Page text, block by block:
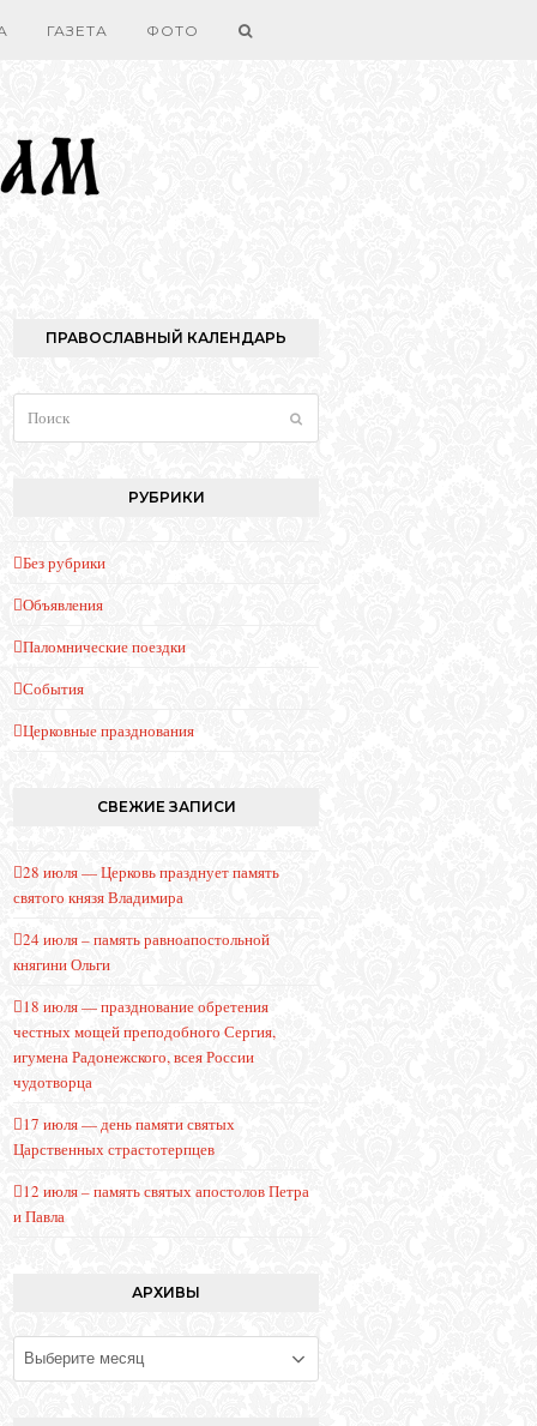
ГАЗЕТА ФОТО
ПРАВОСЛАВНЫЙ КАЛЕНДАРЬ
РУБРИКИ
Без рубрики
Объявления
Паломнические поездки
События
Церковные празднования
СВЕЖИЕ ЗАПИСИ
28 июля — Церковь празднует память
святого князя Владимира
24 июля – память равноапостольной
княгини Ольги
18 июля — празднование обретения
честных мощей преподобного Сергия,
игумена Радонежского, всея России
чудотворца
17 июля — день памяти святых
Царственных страстотерпцев
12 июля – память святых апостолов Петра
и Павла
АРХИВЫ
Архивы